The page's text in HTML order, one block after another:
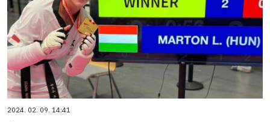
2024. 02. 09. 14:41